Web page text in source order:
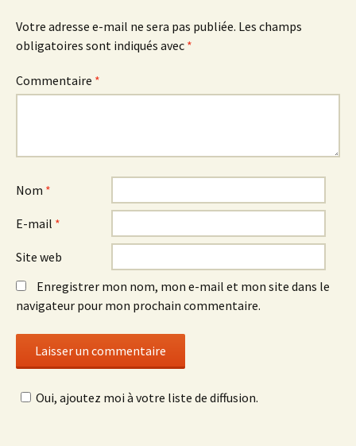
Votre adresse e-mail ne sera pas publiée. Les champs
obligatoires sont indiqués avec *
Commentaire *
Nom *
E-mail *
Site web
Enregistrer mon nom, mon e-mail et mon site dans le
navigateur pour mon prochain commentaire.
Oui, ajoutez moi à votre liste de diffusion.